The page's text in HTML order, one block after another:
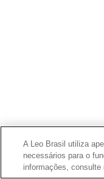
A Leo Brasil utiliza
necessários para o
informações, consulte